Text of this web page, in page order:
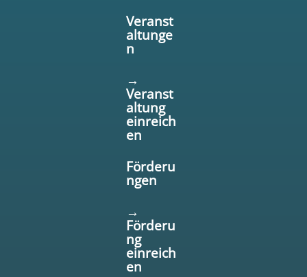
Veranst
altunge
n
→
Veranst
altung
einreich
en
Förderu
ngen
→
Förderu
ng
einreich
en